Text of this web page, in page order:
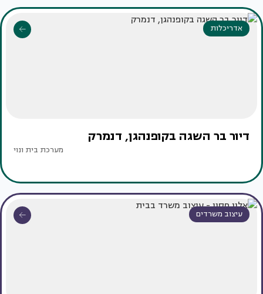
אדריכלות
דיור בר השגה בקופנהגן, דנמרק
מערכת בית ונוי
עיצוב משרדים